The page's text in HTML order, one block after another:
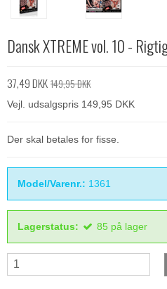
Dansk XTREME vol. 10 -
37,49 DKK149,95 DKK
Vejl. udsalgspris 149,95 DKK
Der skal betales for fisse.
Model/Varenr.: 1361
Lagerstatus: 85 på lager